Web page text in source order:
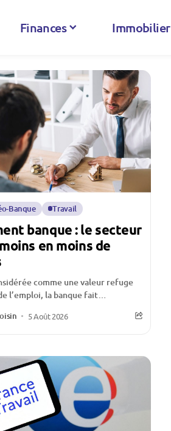
Finances Immobilier
Banque Travail
banque : le secteur
en moins de
comme une valeur refuge
l’emploi, la banque fait
5 Août 2026